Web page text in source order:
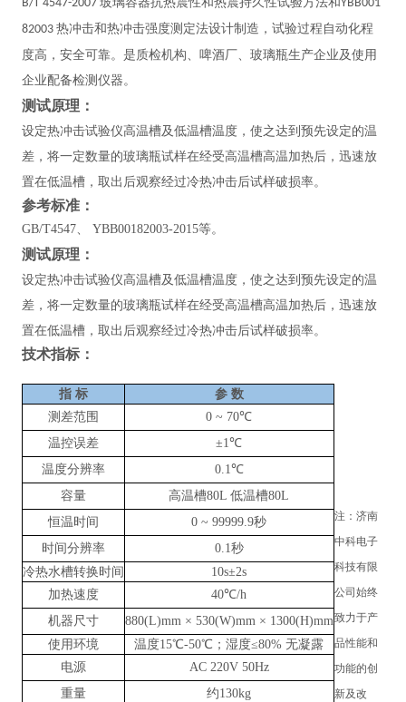
B/T 4547-2007
YBB001
82003 热冲击和热冲击强度测定法设计制造，试验过程自动化程
度高，安全可靠。是质检机构、啤酒厂、玻璃瓶生产企业及使用
企业配备检测仪器。
测试原理：
设定热冲击试验仪高温槽及低温槽温度，使之达到预先设定的温
差，将一定数量的玻璃瓶试样在经受高温槽高温加热后，迅速放
置在低温槽，取出后观察经过冷热冲击后试样破损率。
参考标准：
GB/T4547、 YBB00182003-2015等。
测试原理：
设定热冲击试验仪高温槽及低温槽温度，使之达到预先设定的温
差，将一定数量的玻璃瓶试样在经受高温槽高温加热后，迅速放
置在低温槽，取出后观察经过冷热冲击后试样破损率。
技术指标：
指 标 参 数
测差范围
0 ~ 70℃
温控误差
±1℃
温度分辨率
0.1℃
容量
高温槽80L 低温槽80L
恒温时间
0 ~99999.9秒
时间分辨率
0.1秒
冷热水槽转换时间
10s±2s
加热速度
40℃/h
机器尺寸
880(L)mm × 530(W)mm × 1300(H)mm
使用环境
温度15℃-50℃；湿度≤80% 无凝露
电源
AC 220V 50Hz
重量
约130kg
注：济南
中科电子
科技有限
公司始终
致力于产
品性能和
功能的创
新及改